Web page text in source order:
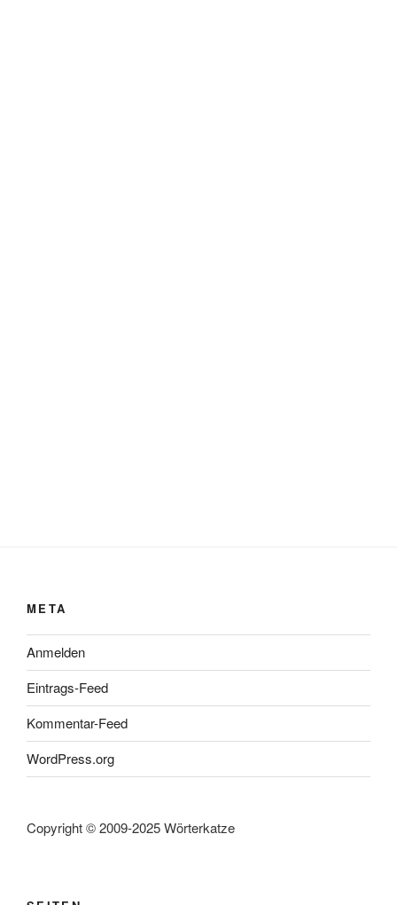
META
Anmelden
Eintrags-Feed
Kommentar-Feed
WordPress.org
Copyright © 2009-2025 Wörterkatze